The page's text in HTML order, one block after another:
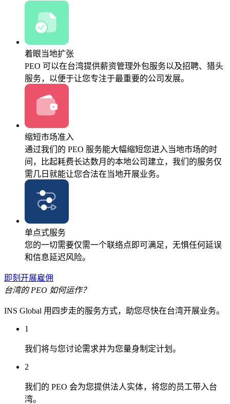
着眼当地扩张
PEO 可以在台湾提供薪资管理外包服务以及招聘、猎头
服务，以便于让您专注于最重要的公司发展。
缩短市场准入
通过我们的 PEO 服务能大幅缩短您进入当地市场的时
间，比起耗费长达数月的本地公司建立，我们的服务仅
需几日就能让您合法在当地开展业务。
单点式服务
您的一切需要仅需一个联络点即可满足，无惧任何延误
和信息延迟风险。
即刻开展雇佣
台湾的 PEO 如何运作？
INS Global 用四步走的服务方式，助您尽快在台湾开展业务。
1
我们将与您讨论需求并为您量身制定计划。
2
我们的 PEO 会为您提供法人实体，将您的员工带入台
湾。